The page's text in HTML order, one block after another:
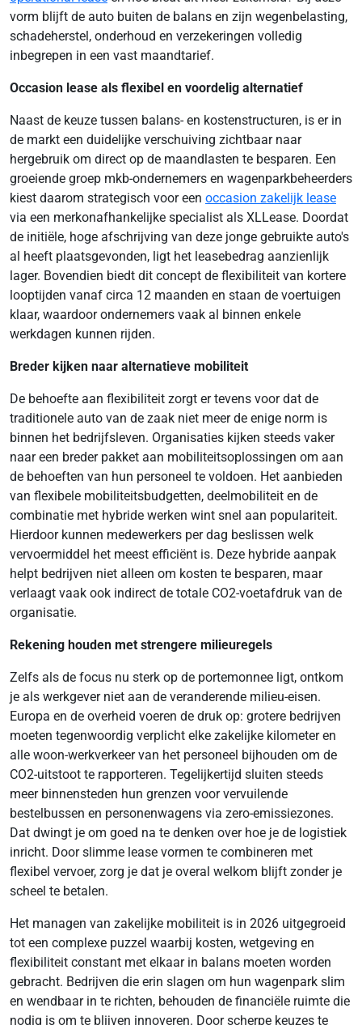
vorm blijft de auto buiten de balans en zijn wegenbelasting,
schadeherstel, onderhoud en verzekeringen volledig
inbegrepen in een vast maandtarief.
Occasion lease als flexibel en voordelig alternatief
Naast de keuze tussen balans- en kostenstructuren, is er in
de markt een duidelijke verschuiving zichtbaar naar
hergebruik om direct op de maandlasten te besparen. Een
groeiende groep mkb-ondernemers en wagenparkbeheerders
kiest daarom strategisch voor een occasion zakelijk lease
via een merkonafhankelijke specialist als XLLease. Doordat
de initiële, hoge afschrijving van deze jonge gebruikte auto's
al heeft plaatsgevonden, ligt het leasebedrag aanzienlijk
lager. Bovendien biedt dit concept de flexibiliteit van kortere
looptijden vanaf circa 12 maanden en staan de voertuigen
klaar, waardoor ondernemers vaak al binnen enkele
werkdagen kunnen rijden.
Breder kijken naar alternatieve mobiliteit
De behoefte aan flexibiliteit zorgt er tevens voor dat de
traditionele auto van de zaak niet meer de enige norm is
binnen het bedrijfsleven. Organisaties kijken steeds vaker
naar een breder pakket aan mobiliteitsoplossingen om aan
de behoeften van hun personeel te voldoen. Het aanbieden
van flexibele mobiliteitsbudgetten, deelmobiliteit en de
combinatie met hybride werken wint snel aan populariteit.
Hierdoor kunnen medewerkers per dag beslissen welk
vervoermiddel het meest efficiënt is. Deze hybride aanpak
helpt bedrijven niet alleen om kosten te besparen, maar
verlaagt vaak ook indirect de totale CO2-voetafdruk van de
organisatie.
Rekening houden met strengere milieuregels
Zelfs als de focus nu sterk op de portemonnee ligt, ontkom
je als werkgever niet aan de veranderende milieu-eisen.
Europa en de overheid voeren de druk op: grotere bedrijven
moeten tegenwoordig verplicht elke zakelijke kilometer en
alle woon-werkverkeer van het personeel bijhouden om de
CO2-uitstoot te rapporteren. Tegelijkertijd sluiten steeds
meer binnensteden hun grenzen voor vervuilende
bestelbussen en personenwagens via zero-emissiezones.
Dat dwingt je om goed na te denken over hoe je de logistiek
inricht. Door slimme lease vormen te combineren met
flexibel vervoer, zorg je dat je overal welkom blijft zonder je
scheel te betalen.
Het managen van zakelijke mobiliteit is in 2026 uitgegroeid
tot een complexe puzzel waarbij kosten, wetgeving en
flexibiliteit constant met elkaar in balans moeten worden
gebracht. Bedrijven die erin slagen om hun wagenpark slim
en wendbaar in te richten, behouden de financiële ruimte die
nodig is om te blijven innoveren. Door scherpe keuzes te